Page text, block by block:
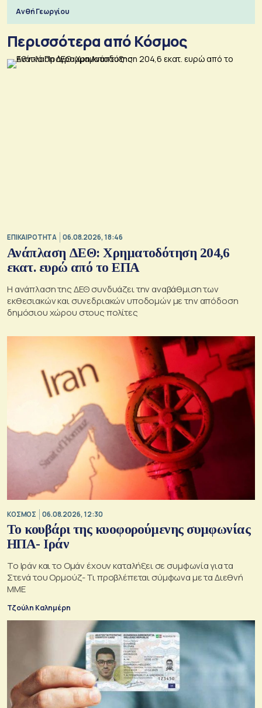
Ανθή Γεωργίου
Περισσότερα από Κόσμος
ΕΠΙΚΑΙΡΟΤΗΤΑ 06.08.2026, 18:46
Ανάπλαση ΔΕΘ: Χρηματοδότηση 204,6
εκατ. ευρώ από το ΕΠΑ
Η ανάπλαση της ΔΕΘ συνδυάζει την αναβάθμιση των
εκθεσιακών και συνεδριακών υποδομών με την απόδοση
δημόσιου χώρου στους πολίτες
ΚΟΣΜΟΣ 06.08.2026, 12:30
Το κουβάρι της κυοφορούμενης συμφωνίας
ΗΠΑ- Ιράν
Το Ιράν και το Ομάν έχουν καταλήξει σε συμφωνία για τα
Στενά του Ορμούζ- Τι προβλέπεται σύμφωνα με τα Διεθνή
ΜΜΕ
Τζούλη Καλημέρη